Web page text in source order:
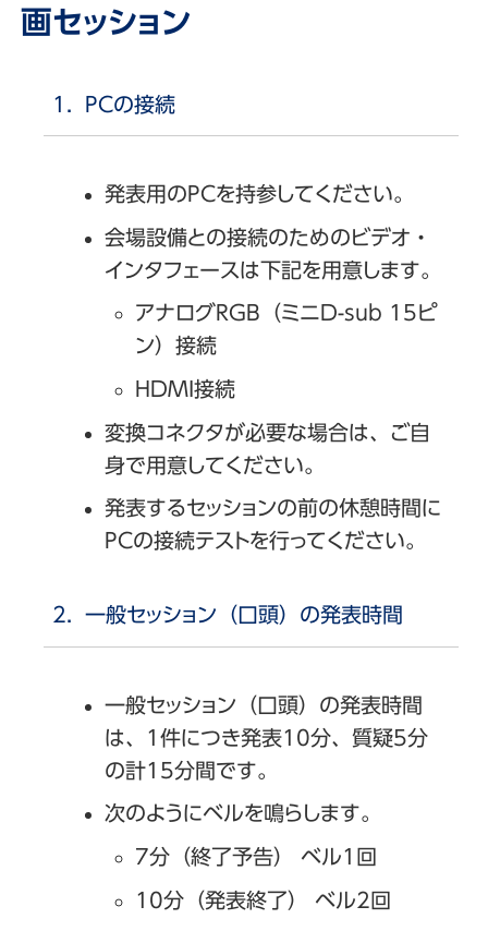
画セッション
PCの接続
発表用のPCを持参してください。
会場設備との接続のためのビデオ・
インタフェースは下記を用意します。
アナログRGB（ミニD-sub 15ピ
ン）接続
HDMI接続
変換コネクタが必要な場合は、ご自
身で用意してください。
発表するセッションの前の休憩時間に
PCの接続テストを行ってください。
一般セッション（口頭）の発表時間
一般セッション（口頭）の発表時間
は、1件につき発表10分、質疑5分
の計15分間です。
次のようにベルを鳴らします。
7分（終了予告） ベル1回
10分（発表終了） ベル2回